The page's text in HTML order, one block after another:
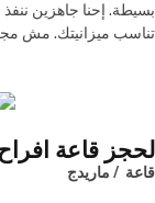
بسيطة. إحنا جاهزين
تناسب ميزانيتك. مش
لحجز قاعة
قاعة / ماريدج